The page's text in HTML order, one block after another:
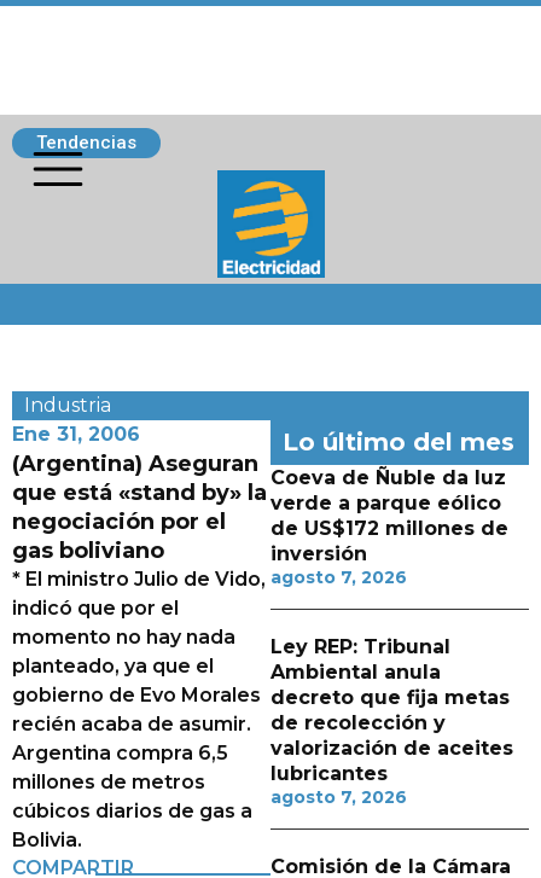
Tendencias
Industria
Ene 31, 2006
(Argentina) Aseguran
que está «stand by» la
negociación por el
gas boliviano
* El ministro Julio de Vido,
indicó que por el
momento no hay nada
planteado, ya que el
gobierno de Evo Morales
recién acaba de asumir.
Argentina compra 6,5
millones de metros
cúbicos diarios de gas a
Bolivia.
COMPARTIR
Lo último del mes
Coeva de Ñuble da luz
verde a parque eólico
de US$172 millones de
inversión
agosto 7, 2026
Ley REP: Tribunal
Ambiental anula
decreto que fija metas
de recolección y
valorización de aceites
lubricantes
agosto 7, 2026
Comisión de la Cámara